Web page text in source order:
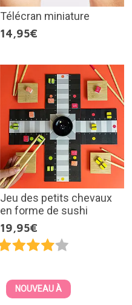
Télécran miniature
14,95€
Jeu des petits chevaux
en forme de sushi
19,95€
NOUVEAU À